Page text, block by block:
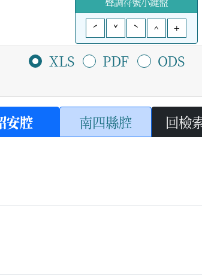
ˊ
ˇ ˋ ^ +
XLS PDF ODS
安腔 南四縣腔 回檢